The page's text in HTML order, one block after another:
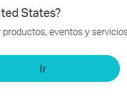
cargar el smartphone depende
States?
eventos y
Ir
para el
y de Marketing
nos permiten analizar
funcionalidad del mismo.